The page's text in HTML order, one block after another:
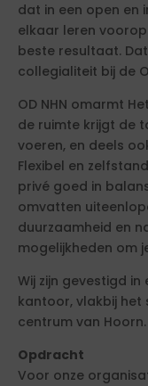
dat in een open en
elkaar leren
beste resultaat.
collegialiteit bij de
OD NHN omarmt
de ruimte krijgt de
voeren, en deels
Flexibel en
privé goed in
omvatten
duurzaamheid en
mogelijkheden om
Wij zijn gevestigd
kantoor, vlakbij het
centrum van Hoorn.
Opdracht
Voor onze